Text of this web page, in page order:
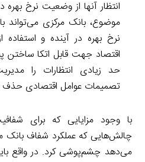
انتظار آنها از وضعیت نرخ
موضوع، بانک مرکزی می‌تواند
نرخ بهره در آینده و
اقتصاد جهت قابل اتکا ساختن
حد زیادی انتظارات را
تصمیمات عوامل اقتصادی حذف
با وجود مزایایی که برای
چالش‌هایی که عملکرد شفاف بانک
می‌دهد چشم‌پوشی کرد. در واقع